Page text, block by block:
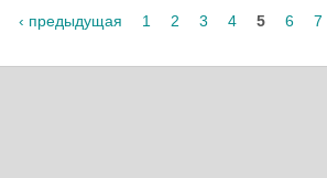
‹ предыдущая 1 2 3 4 5 6 7